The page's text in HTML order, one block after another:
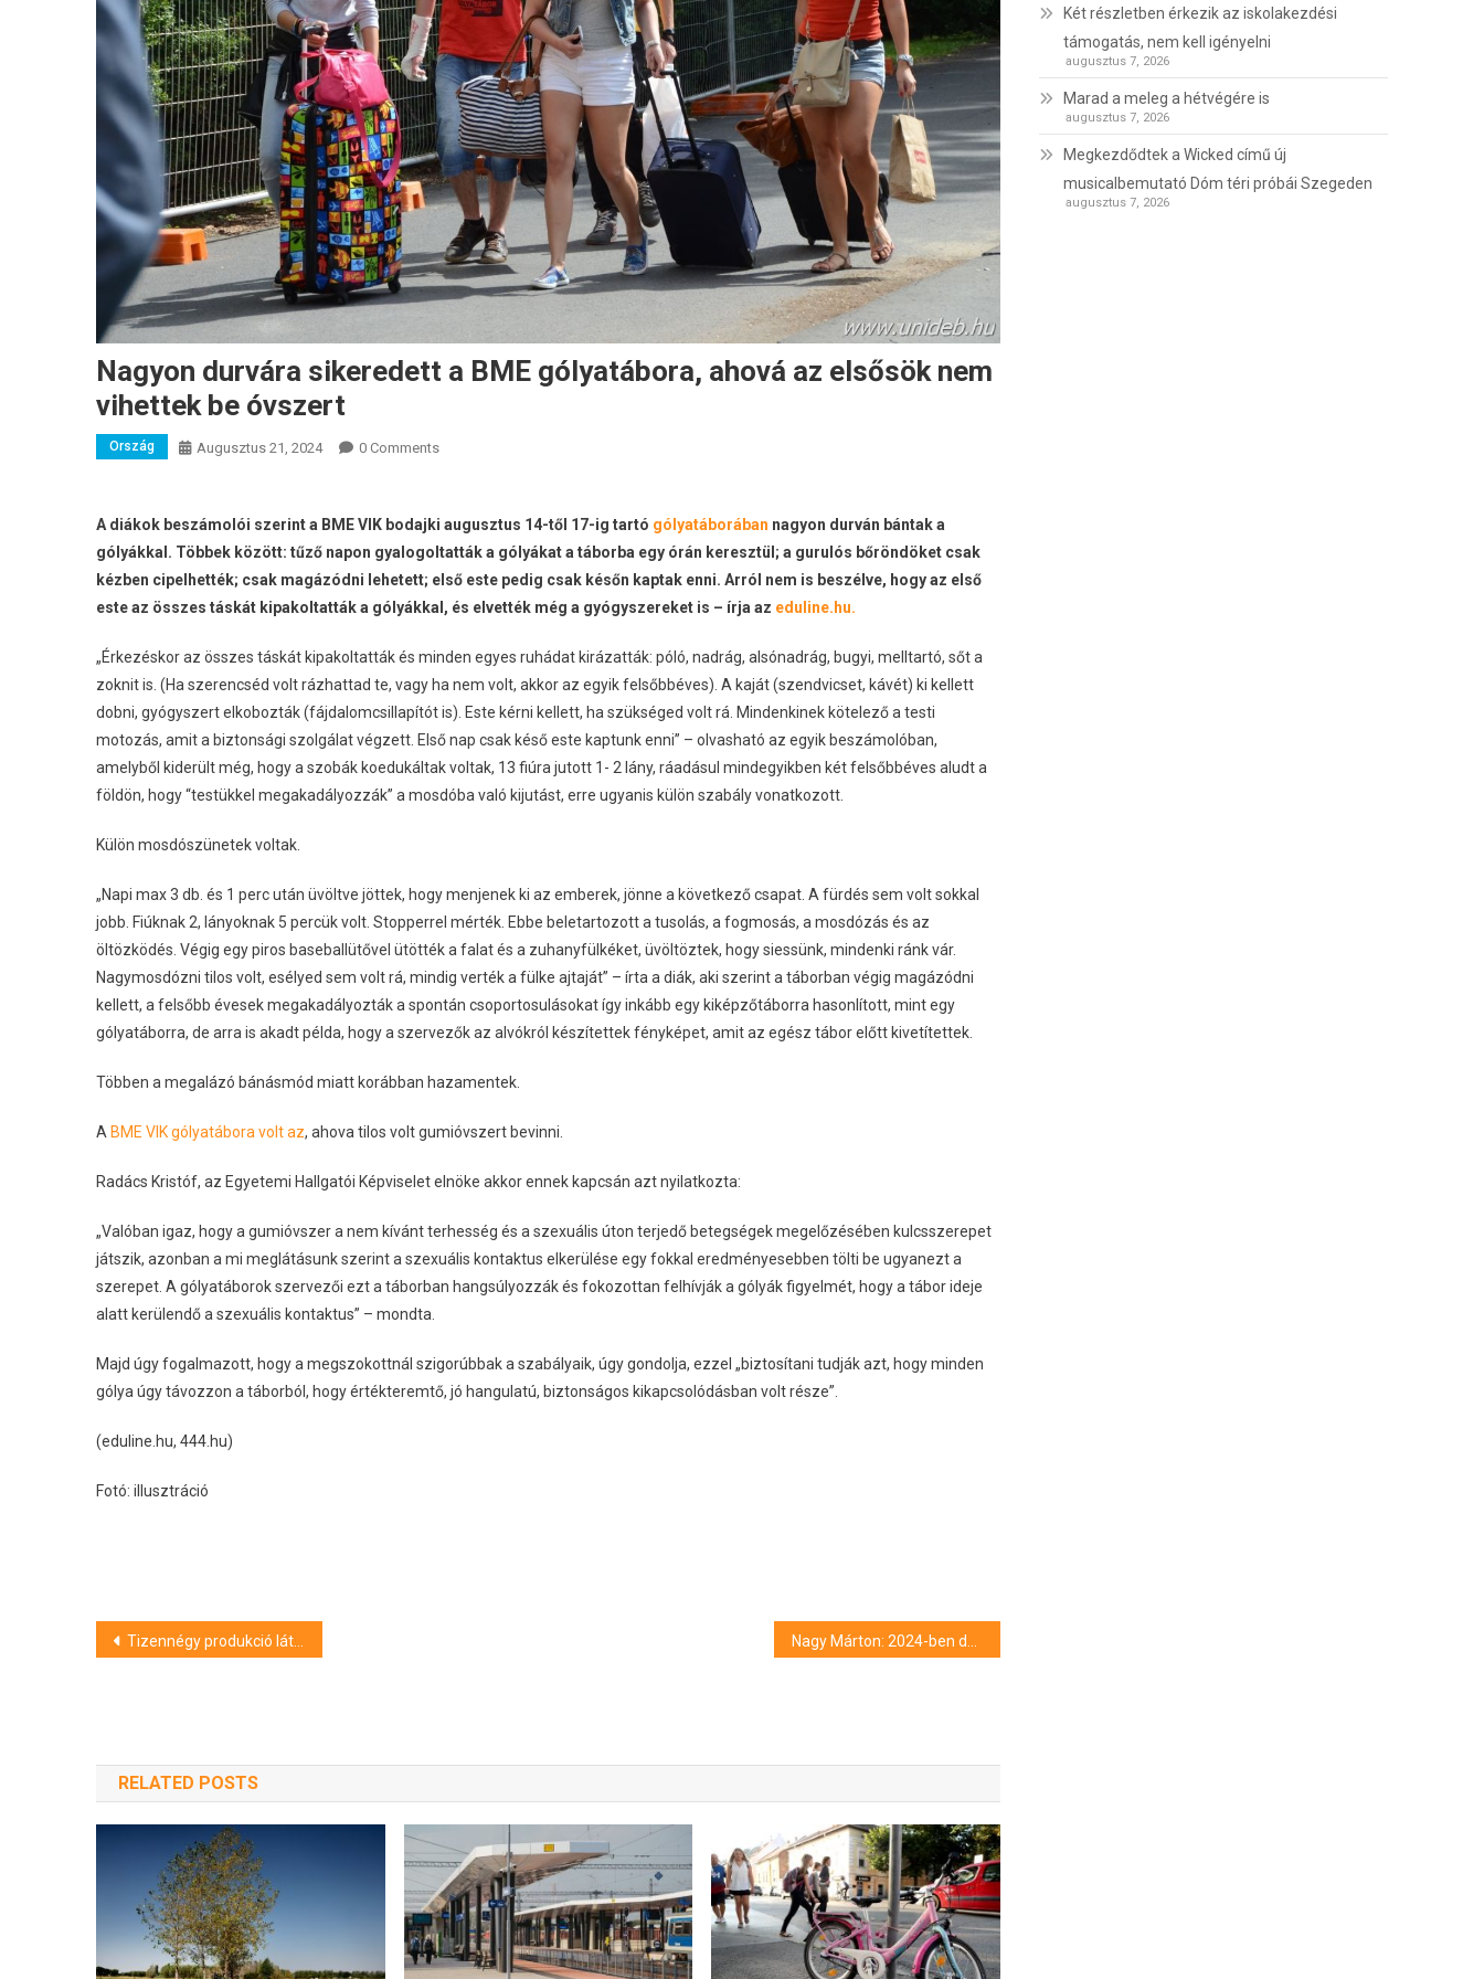
Nagyon durvára sikeredett a BME gólyatábora, ahová az elsősök nem
vihettek be óvszert
Ország Augusztus 21, 2024 0 Comments
A diákok beszámolói szerint a BME VIK bodajki augusztus 14-től 17-ig tartó gólyatáborában nagyon durván bántak a
gólyákkal. Többek között: tűző napon gyalogoltatták a gólyákat a táborba egy órán keresztül; a gurulós bőröndöket csak
kézben cipelhették; csak magázódni lehetett; első este pedig csak későn kaptak enni. Arról nem is beszélve, hogy az első
este az összes táskát kipakoltatták a gólyákkal, és elvették még a gyógyszereket is – írja az eduline.hu.
„Érkezéskor az összes táskát kipakoltatták és minden egyes ruhádat kirázatták: póló, nadrág, alsónadrág, bugyi, melltartó, sőt a
zoknit is. (Ha szerencséd volt rázhattad te, vagy ha nem volt, akkor az egyik felsőbbéves). A kaját (szendvicset, kávét) ki kellett
dobni, gyógyszert elkobozták (fájdalomcsillapítót is). Este kérni kellett, ha szükséged volt rá. Mindenkinek kötelező a testi
motozás, amit a biztonsági szolgálat végzett. Első nap csak késő este kaptunk enni” – olvasható az egyik beszámolóban,
amelyből kiderült még, hogy a szobák koedukáltak voltak, 13 fiúra jutott 1- 2 lány, ráadásul mindegyikben két felsőbbéves aludt a
földön, hogy “testükkel megakadályozzák” a mosdóba való kijutást, erre ugyanis külön szabály vonatkozott.
Külön mosdószünetek voltak.
„Napi max 3 db. és 1 perc után üvöltve jöttek, hogy menjenek ki az emberek, jönne a következő csapat. A fürdés sem volt sokkal
jobb. Fiúknak 2, lányoknak 5 percük volt. Stopperrel mérték. Ebbe beletartozott a tusolás, a fogmosás, a mosdózás és az
öltözködés. Végig egy piros baseballütővel ütötték a falat és a zuhanyfülkéket, üvöltöztek, hogy siessünk, mindenki ránk vár.
Nagymosdózni tilos volt, esélyed sem volt rá, mindig verték a fülke ajtaját” – írta a diák, aki szerint a táborban végig magázódni
kellett, a felsőbb évesek megakadályozták a spontán csoportosulásokat így inkább egy kiképzőtáborra hasonlított, mint egy
gólyatáborra, de arra is akadt példa, hogy a szervezők az alvókról készítettek fényképet, amit az egész tábor előtt kivetítettek.
Többen a megalázó bánásmód miatt korábban hazamentek.
A BME VIK gólyatábora volt az, ahova tilos volt gumióvszert bevinni.
Radács Kristóf, az Egyetemi Hallgatói Képviselet elnöke akkor ennek kapcsán azt nyilatkozta:
„Valóban igaz, hogy a gumióvszer a nem kívánt terhesség és a szexuális úton terjedő betegségek megelőzésében kulcsszerepet
játszik, azonban a mi meglátásunk szerint a szexuális kontaktus elkerülése egy fokkal eredményesebben tölti be ugyanezt a
szerepet. A gólyatáborok szervezői ezt a táborban hangsúlyozzák és fokozottan felhívják a gólyák figyelmét, hogy a tábor ideje
alatt kerülendő a szexuális kontaktus” – mondta.
Majd úgy fogalmazott, hogy a megszokottnál szigorúbbak a szabályaik, úgy gondolja, ezzel „biztosítani tudják azt, hogy minden
gólya úgy távozzon a táborból, hogy értékteremtő, jó hangulatú, biztonságos kikapcsolódásban volt része”.
(eduline.hu, 444.hu)
Fotó: illusztráció
Bejegyzés
Tizennégy produkció látható az online színházi találkozón
RELATED POSTS
Két részletben érkezik az iskolakezdési
támogatás, nem kell igényelni
augusztus 7, 2026
Marad a meleg a hétvégére is
augusztus 7, 2026
Megkezdődtek a Wicked című új
musicalbemutató Dóm téri próbái Szegeden
augusztus 7, 2026